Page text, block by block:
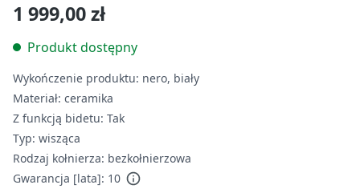
1 999,00 zł
Produkt dostępny
Wykończenie produktu: nero, biały
Materiał: ceramika
Z funkcją bidetu: Tak
Typ: wisząca
Rodzaj kołnierza: bezkołnierzowa
Gwarancja [lata]: 10